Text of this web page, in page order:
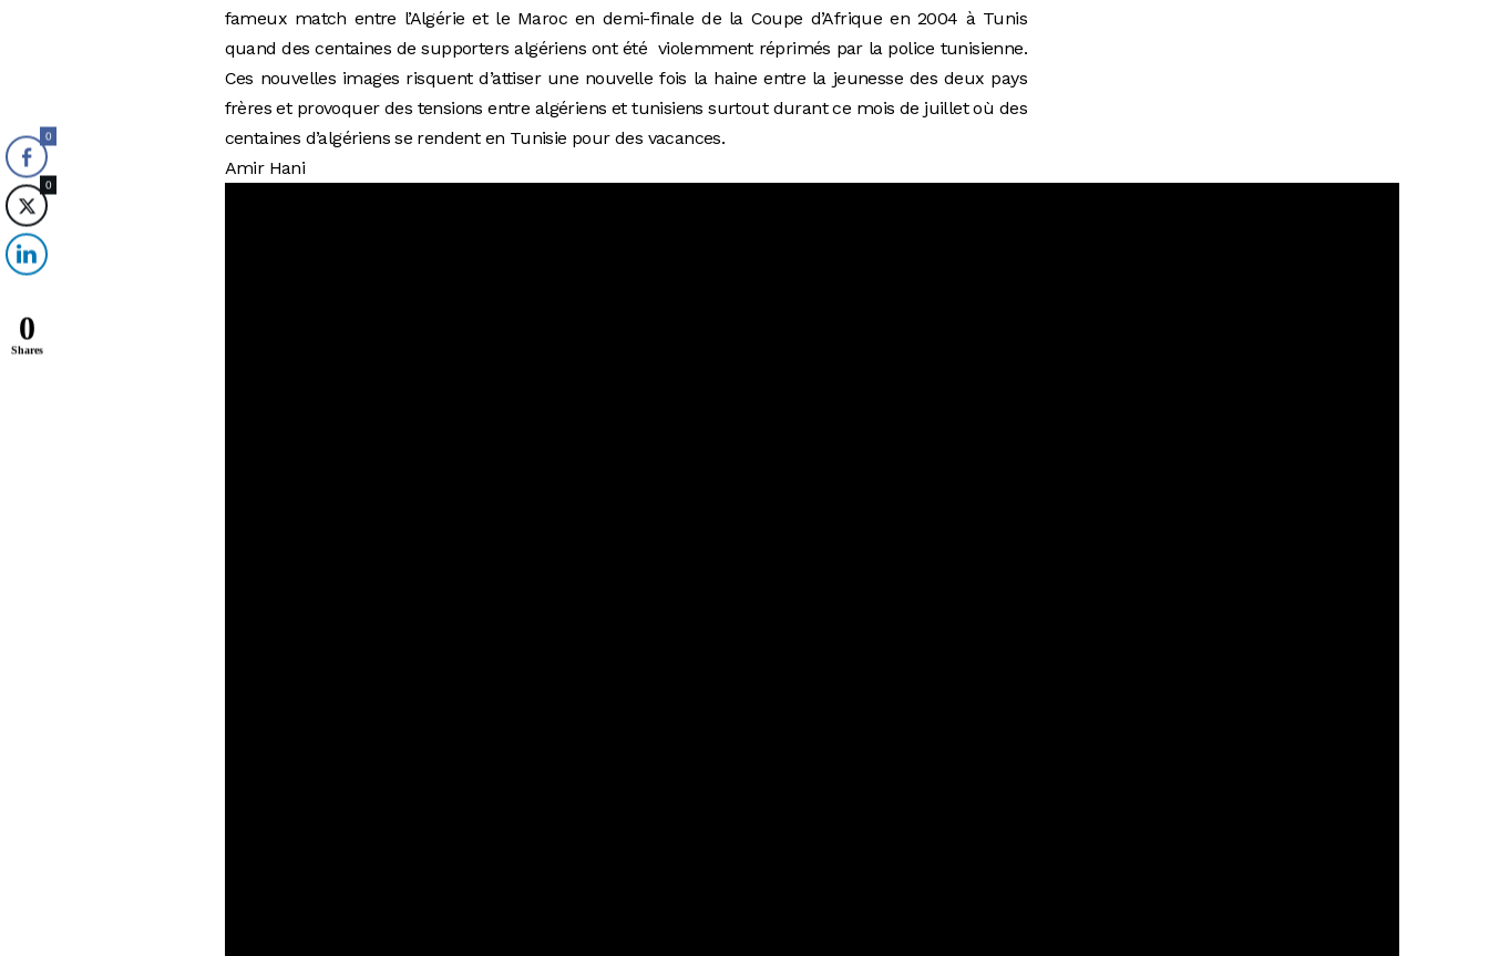
fameux match entre l’Algérie et le Maroc en demi-finale de la Coupe d’Afrique en 2004 à Tunis
quand des centaines de supporters algériens ont été violemment réprimés par la police tunisienne.
Ces nouvelles images risquent d’attiser une nouvelle fois la haine entre la jeunesse des deux pays
frères et provoquer des tensions entre algériens et tunisiens surtout durant ce mois de juillet où des
centaines d’algériens se rendent en Tunisie pour des vacances.
Amir Hani
0
0
0
Shares